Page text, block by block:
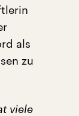
als
zu
viele